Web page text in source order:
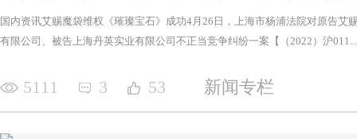
国内资讯艾赐魔袋维权《璀璨宝石》成功4月26日，上海市杨浦法院对原告艾
有限公司、被告上海丹英实业有限公司不正当竞争纠纷一案【（2022）沪011...
5111 3 53 新闻专栏